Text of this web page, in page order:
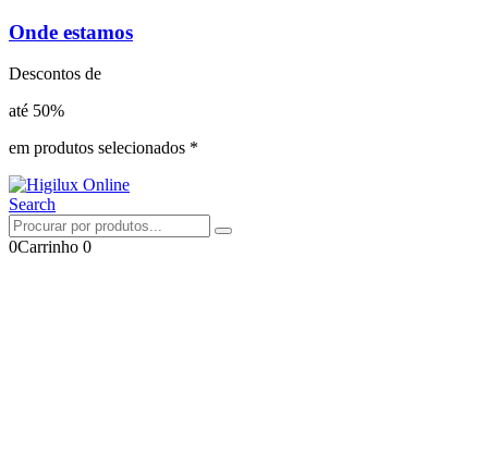
Onde estamos
Descontos de
até 50%
em produtos selecionados *
Search
0Carrinho 0